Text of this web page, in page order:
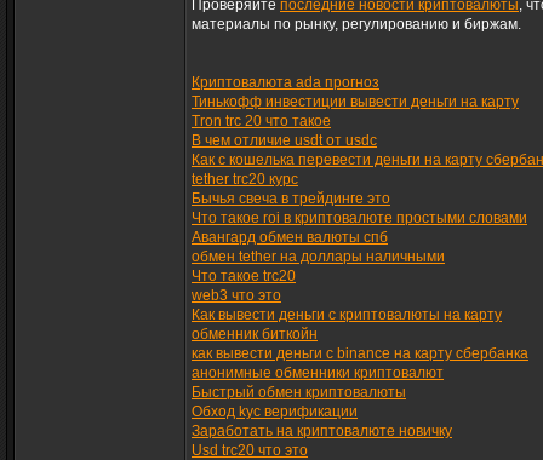
Проверяйте последние новости криптовалюты,
материалы по рынку, регулированию и биржам.
Криптовалюта ada прогноз
Тинькофф инвестиции вывести деньги на карту
Tron trc 20 что такое
В чем отличие usdt от usdc
Как с кошелька перевести деньги на карту
tether trc20 курс
Бычья свеча в трейдинге это
Что такое roi в криптовалюте простыми словами
Авангард обмен валюты спб
обмен tether на доллары наличными
Что такое trc20
web3 что это
Как вывести деньги с криптовалюты на карту
обменник биткойн
как вывести деньги с binance на карту сбербанка
анонимные обменники криптовалют
Быстрый обмен криптовалюты
Обход kyc верификации
Заработать на криптовалюте новичку
Usd trc20 что это